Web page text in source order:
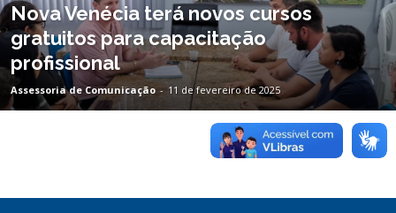
Nova Venécia terá novos cursos
gratuitos para capacitação
profissional
Assessoria de Comunicação - 11 de fevereiro de 2025